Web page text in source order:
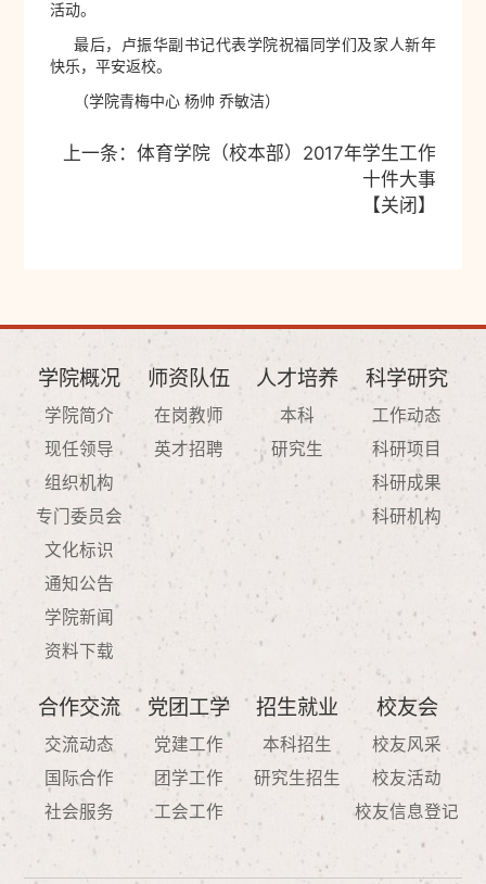
活动。
最后，卢振华副书记代表学院祝福同学们及家人新年
快乐，平安返校。
（学院青梅中心 杨帅 乔敏洁）
上一条： 体育学院（校本部）2017年学生工作
十件大事
【关闭 】
学院概况
学院简介
现任领导
组织机构
专门委员会
文化标识
通知公告
学院新闻
资料下载
师资队伍
在岗教师
英才招聘
人才培养
本科
研究生
科学研究
工作动态
科研项目
科研成果
科研机构
合作交流
交流动态
国际合作
社会服务
党团工学
党建工作
团学工作
工会工作
招生就业
本科招生
研究生招生
校友会
校友风采
校友活动
校友信息登记